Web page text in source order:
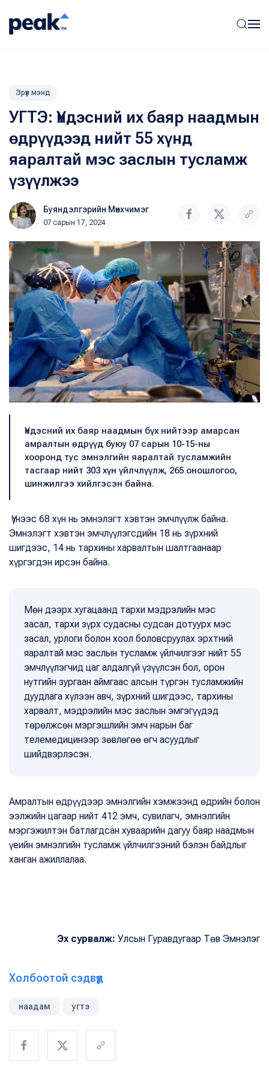
Эрүүл мэнд
УГТЭ: Үндэсний их баяр наадмын
өдрүүдээд нийт 55 хүнд
яаралтай мэс заслын тусламж
үзүүлжээ
Буяндэлгэрийн Мөнхчимэг
07 сарын 17, 2024
Үндэсний их баяр наадмын бүх нийтээр амарсан
амралтын өдрүүд буюу 07 сарын 10-15-ны
хооронд тус эмнэлгийн яаралтай тусламжийн
тасгаар нийт 303 хүн үйлчлүүлж, 265 оношлогоо,
шинжилгээ хийлгэсэн байна.
Үүнээс 68 хүн нь эмнэлэгт хэвтэн эмчлүүлж байна.
Эмнэлэгт хэвтэн эмчлүүлэгсдийн 18 нь зүрхний
шигдээс, 14 нь тархины харвалтын шалтгаанаар
хүргэгдэн ирсэн байна.
Мөн дээрх хугацаанд тархи мэдрэлийн мэс
засал, тархи зүрх судасны судсан дотуурх мэс
засал, урлоги болон хоол боловсруулах эрхтний
яаралтай мэс заслын тусламж үйлчилгээг нийт 55
эмчлүүлэгчид цаг алдалгүй үзүүлсэн бол, орон
нутгийн зургаан аймгаас алсын түргэн тусламжийн
дуудлага хүлээн авч, зүрхний шигдээс, тархины
харвалт, мэдрэлийн мэс заслын эмгэгүүдэд
төрөлжсөн мэргэшлийн эмч нарын баг
телемедицинээр зөвлөгөө өгч асуудлыг
шийдвэрлэсэн.
Амралтын өдрүүдээр эмнэлгийн хэмжээнд өдрийн болон
ээлжийн цагаар нийт 412 эмч, сувилагч, эмнэлгийн
мэргэжилтэн батлагдсан хуваарийн дагуу баяр наадмын
үеийн эмнэлгийн тусламж үйлчилгээний бэлэн байдлыг
ханган ажиллалаа.
Эх сурвалж: Улсын Гуравдугаар Төв Эмнэлэг
Холбоотой сэдвүүд
наадам угтэ